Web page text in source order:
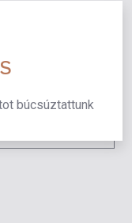
búcsúztattunk